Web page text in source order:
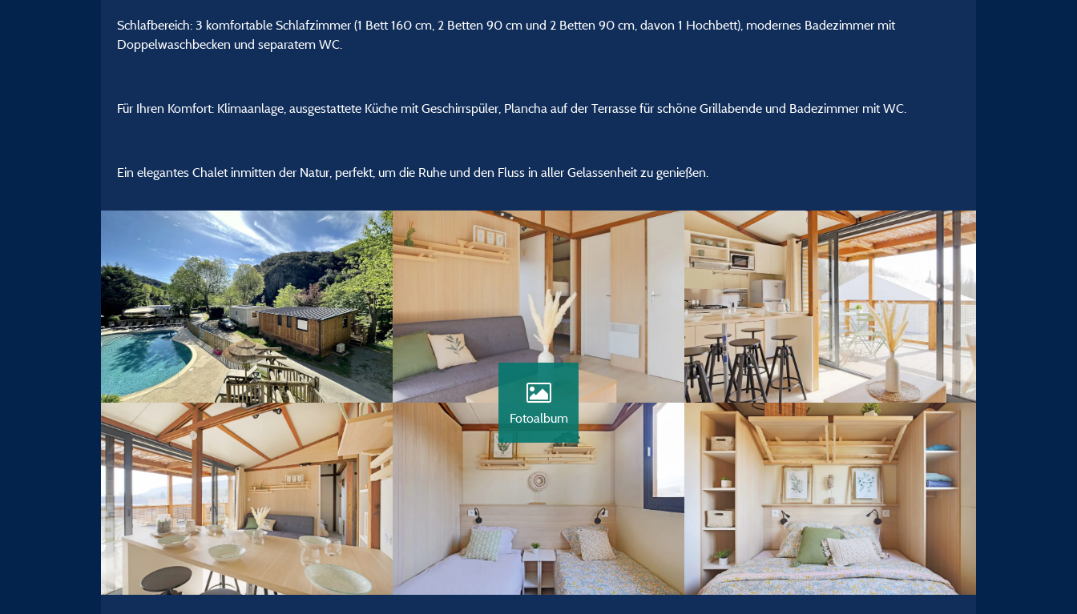
Schlafbereich: 3 komfortable Schlafzimmer (1 Bett 160 cm, 2 Betten 90 cm und 2 Betten 90 cm, davon 1 Hochbett), modernes Badezimmer mit
Doppelwaschbecken und separatem WC.
Für Ihren Komfort: Klimaanlage, ausgestattete Küche mit Geschirrspüler, Plancha auf der Terrasse für schöne Grillabende und Badezimmer mit WC.
Ein elegantes Chalet inmitten der Natur, perfekt, um die Ruhe und den Fluss in aller Gelassenheit zu genießen.
Fotoalbum